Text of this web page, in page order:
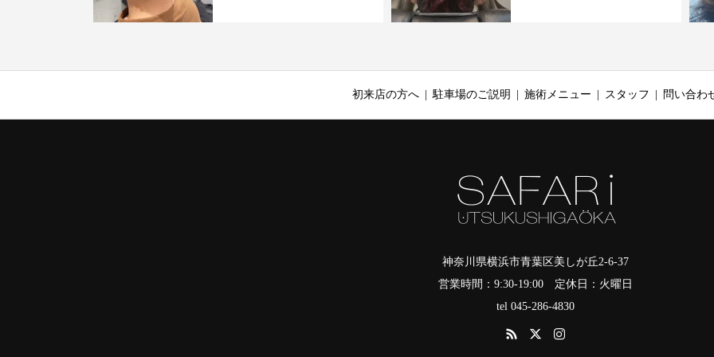
初来店の方へ 駐車場のご説明 施術メニュー スタッフ 問い合わ
神奈川県横浜市青葉区美しが丘2-6-37
営業時間：9:30-19:00 定休日：火曜日
tel 045-286-4830